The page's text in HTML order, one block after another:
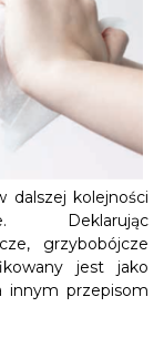
dalszej kolejności
Deklarując
grzybobójcze
jest jako
innym przepisom